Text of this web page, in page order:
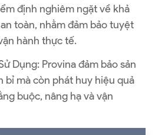
định nghiêm ngặt về khả
toàn, nhằm đảm bảo tuyệt
hành thực tế.
Dụng: Provina đảm bảo sản
bỉ mà còn phát huy hiệu quả
buộc, nâng hạ và vận